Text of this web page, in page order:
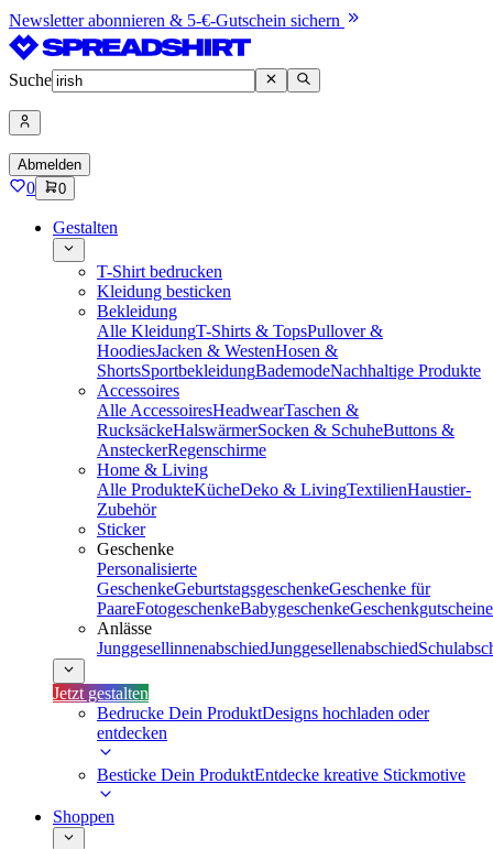
Newsletter abonnieren & 5-€-Gutschein sichern
Suche
Abmelden
0 0
Gestalten
T-Shirt bedrucken
Kleidung besticken
Bekleidung
Alle KleidungT-Shirts & TopsPullover &
HoodiesJacken & WestenHosen &
ShortsSportbekleidungBademodeNachhaltige Produkte
Accessoires
Alle AccessoiresHeadwearTaschen &
RucksäckeHalswärmerSocken & SchuheButtons &
AnsteckerRegenschirme
Home & Living
Alle ProdukteKücheDeko & LivingTextilienHaustier-
Zubehör
Sticker
Geschenke
Personalisierte
GeschenkeGeburtstagsgeschenkeGeschenke für
PaareFotogeschenkeBabygeschenkeGeschenkgutscheine
Anlässe
JunggesellinnenabschiedJunggesellenabschied
Jetzt gestalten
Bedrucke Dein ProduktDesigns hochladen oder
entdecken
Besticke Dein ProduktEntdecke kreative Stickmotive
Shoppen